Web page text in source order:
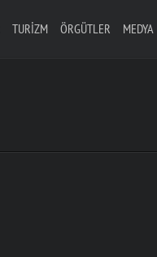
TURIZM ÖRGÜTLER MEDYA